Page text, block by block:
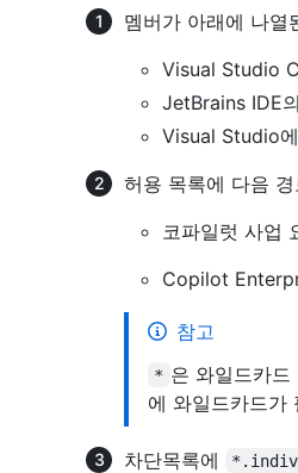
멤버가 아래에 나
Visual Studio
JetBrains IDE
Visual Studio
허용 목록에 다음
코파일럿 사업
Copilot
참고
* 은 와일드카
에 와일드카드
차단목록에